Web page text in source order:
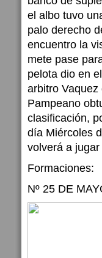
el albo tuvo
palo derecho
encuentro la
mete pase
pelota dio en
arbitro
Pampeano
clasificación,
día Miércoles
volverá a
Formaciones:
Nº 25 DE